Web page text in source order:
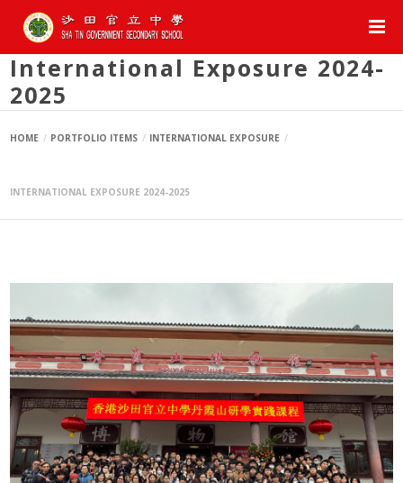
International Exposure 2024-
2025
HOME PORTFOLIO ITEMS INTERNATIONAL EXPOSURE
INTERNATIONAL EXPOSURE 2024-2025